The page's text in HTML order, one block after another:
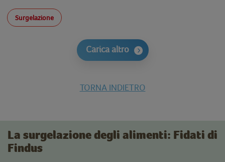
Surgelazione
Carica altro
TORNA INDIETRO
La surgelazione degli alimenti: Fidati di
Findus